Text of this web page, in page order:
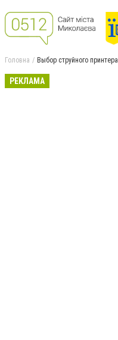
Головна Выбор струйного принтера
РЕКЛАМА